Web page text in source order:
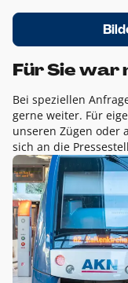
Für Sie war
Bei speziellen
gerne weiter. Für
unseren Zügen oder
sich an die